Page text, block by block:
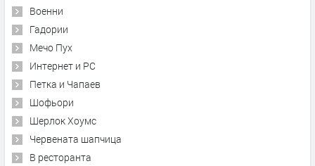
Военни
Гадории
Мечо Пух
Интернет и PC
Петка и Чапаев
Шофьори
Шерлок Хоумс
Червената шапчица
В ресторанта